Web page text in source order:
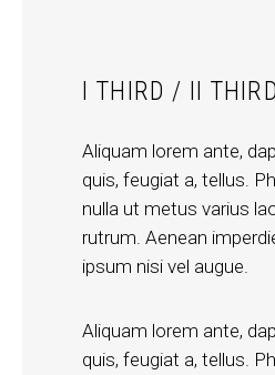
I THIRD / II
Aliquam lorem ante,
quis, feugiat a, tellus.
nulla ut metus varius
rutrum. Aenean
ipsum nisi vel augue.
Aliquam lorem ante,
quis, feugiat a, tellus.